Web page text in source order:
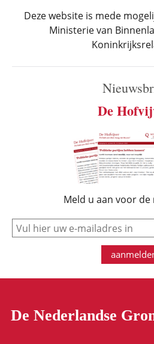
Deze website is mede
Ministerie van
De
Meld u aan voor
e-
De Nederlandse